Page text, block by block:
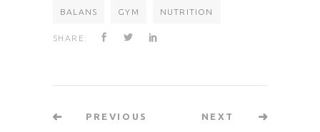
BALANS GYM NUTRITION
SHARE:
PREVIOUS NEXT